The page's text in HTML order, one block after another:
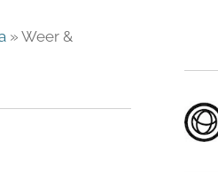
» Weer &